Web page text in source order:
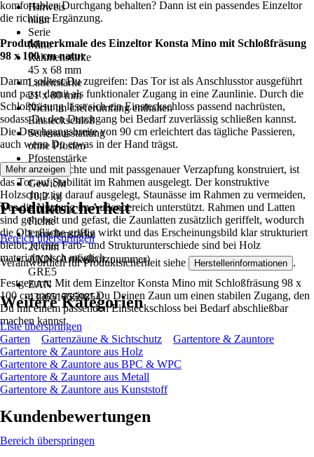
Hinweis
natur
Serie
Mino
Rahmenstärke
45 x 68 mm
Lattenstärke
21 x 80 mm
Nicht im Lieferumfang enthalten
Einsteckschloß
Serienausstattung
ohne Pfosten
Pfostenstärke
-
Gewicht
10,2 kg
Holzart
Fichte
Lamellenstärke
21 mm
AKN (Artikelkurznummer)
GRE5
EAN
4306517559854
komfortablen Durchgang behalten? Dann ist ein passendes Einzeltor
die richtige Ergänzung.
Produktmerkmale des Einzeltor Konsta Mino mit Schloßfräsung
98 x 100 cm natur
Darum solltest Du zugreifen: Das Tor ist als Anschlusstor ausgeführt
und passt damit als funktionaler Zugang in eine Zaunlinie. Durch die
Schloßfräsung lässt sich ein Einsteckschloss passend nachrüsten,
sodass Du den Durchgang bei Bedarf zuverlässig schließen kannst.
Die Durchgangsbreite von 90 cm erleichtert das tägliche Passieren,
auch wenn Du etwas in der Hand trägst.
Gefertigt aus Fichte und mit passgenauer Verzapfung konstruiert, ist
das Tor auf Stabilität im Rahmen ausgelegt. Der konstruktive
Holzschutz ist darauf ausgelegt, Staunässe im Rahmen zu vermeiden,
was die Nutzung im Außenbereich unterstützt. Rahmen und Latten
sind gehobelt und gefast, die Zaunlatten zusätzlich geriffelt, wodurch
die Oberfläche griffig wirkt und das Erscheinungsbild klar strukturiert
bleibt; leichte Farb- und Strukturunterschiede sind bei Holz
materialtypisch möglich.
Festgezurrt: Mit dem Einzeltor Konsta Mino mit Schloßfräsung 98 x
100 cm natur ergänzt Du Deinen Zaun um einen stabilen Zugang, den
Du mit einem passenden Einsteckschloss bei Bedarf abschließbar
machen kannst.
Mehr anzeigen
Produktsicherheit
Bereich überspringen
Verantwortlich für Produktsicherheit siehe Herstellerinformationen .
Weitere Kategorien
Liste überspringen
Garten
Gartenzäune & Sichtschutz
Gartentore & Zauntore
Gartentore & Zauntore aus Holz
Gartentore & Zauntore aus BPC & WPC
Gartentore & Zauntore aus Metall
Gartentore & Zauntore aus Kunststoff
Kundenbewertungen
Bereich überspringen